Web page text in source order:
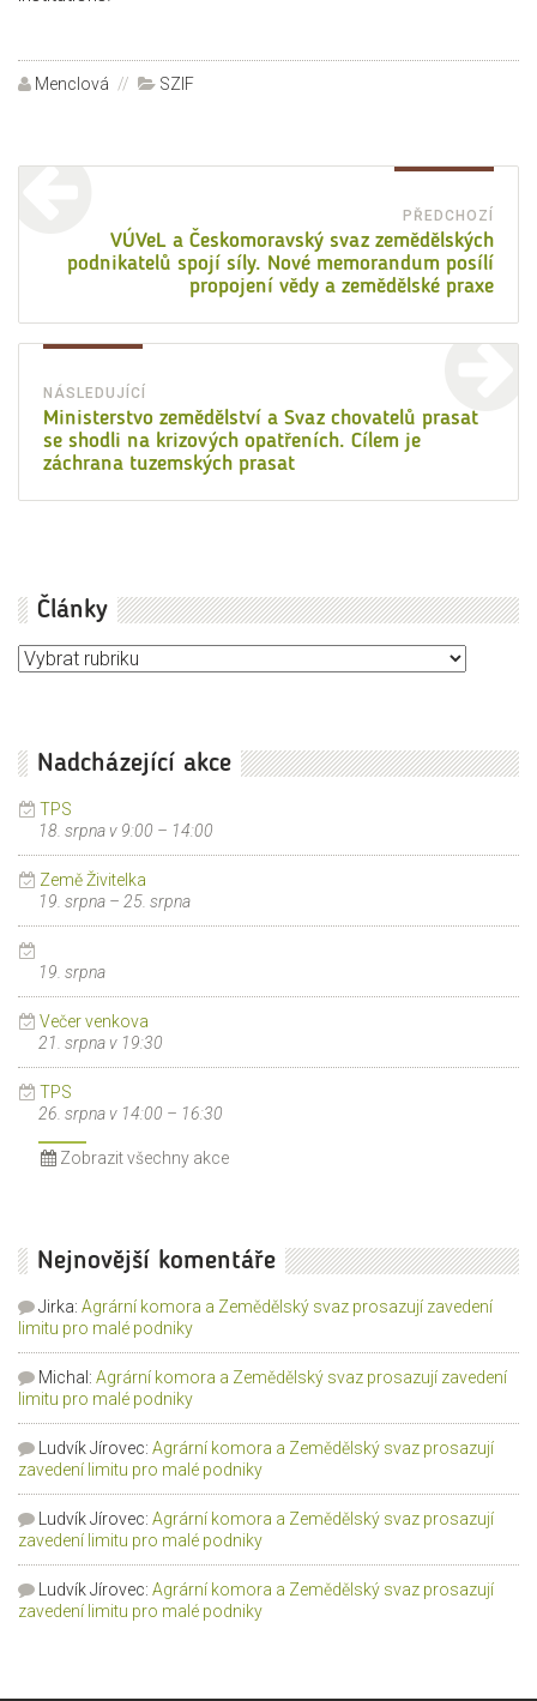
Autor:
Menclová Rubriky:
SZIF
příspěvek
PŘEDCHOZÍ
VÚVeL a Českomoravský svaz zemědělských
podnikatelů spojí síly. Nové memorandum posílí
propojení vědy a zemědělské praxe
NÁSLEDUJÍCÍ
Následující
příspěvek:
Ministerstvo zemědělství a Svaz chovatelů prasat
se shodli na krizových opatřeních. Cílem je
záchrana tuzemských prasat
Články
Články
Nadcházející akce
TPS
18. srpna v 9:00 – 14:00
Země Živitelka
19. srpna – 25. srpna
19. srpna
Večer venkova
21. srpna v 19:30
TPS
26. srpna v 14:00 – 16:30
Zobrazit všechny akce
Nejnovější komentáře
Jirka: Agrární komora a Zemědělský svaz prosazují zavedení
limitu pro malé podniky
Michal : Agrární komora a Zemědělský svaz prosazují zavedení
limitu pro malé podniky
Ludvík Jírovec: Agrární komora a Zemědělský svaz prosazují
zavedení limitu pro malé podniky
Ludvík Jírovec: Agrární komora a Zemědělský svaz prosazují
zavedení limitu pro malé podniky
Ludvík Jírovec: Agrární komora a Zemědělský svaz prosazují
zavedení limitu pro malé podniky